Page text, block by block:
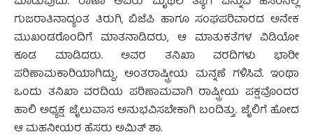
ಗುಜರಾತಿನಾದ್ಯಂತ ತಿರುಗಿ, ಬಿಜೆಪಿ ಹಾಗೂ ಸಂಘಪರಿವಾರದ ಅನೇಕ
ಮುಖಂಡರೊಂದಿಗೆ ಮಾತನಾಡಿದರು, ಆ ಮಾತುಕತೆಗಳ ವಿಡಿಯೋ
ಕೂಡ ಮಾಡಿದರು. ಅವರ ತನಿಖಾ ವರದಿಗಳು ಭಾರೀ
ಪರಿಣಾಮಕಾರಿಯಾಗಿದ್ದು, ಅಂತರಾಷ್ಟ್ರೀಯ ಮನ್ನಣೆ ಗಳಿಸಿವೆ. ಇಂಥಾ
ಒಂದು ತನಿಖಾ ವರದಿಯ ಪರಿಣಾಮವಾಗಿ ರಾಷ್ಟ್ರೀಯ ಪಕ್ಷವೊಂದರ
ಹಾಲಿ ಅಧ್ಯಕ್ಷ ಜೈಲುವಾಸ ಅನುಭವಿಸಬೇಕಾಗಿ ಬಂದಿತ್ತು. ಜೈಲಿಗೆ ಹೋದ
ಆ ಮಹನೀಯರ ಹೆಸರು ಅಮಿತ್ ಶಾ.